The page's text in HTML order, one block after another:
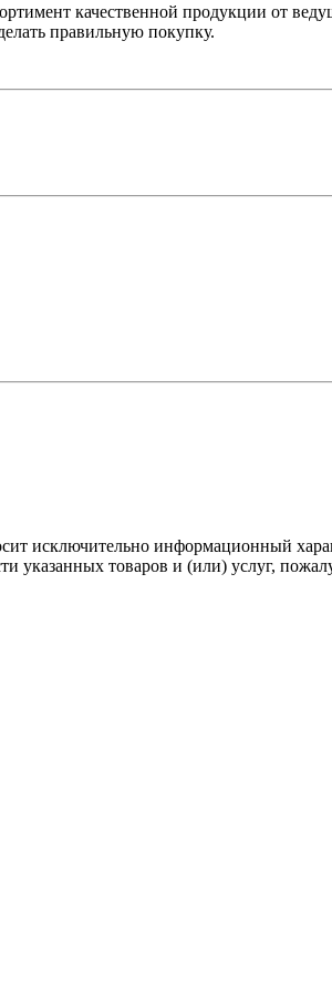
качественной продукции от
правильную покупку.
исключительно информационный
указанных товаров и (или) услуг,